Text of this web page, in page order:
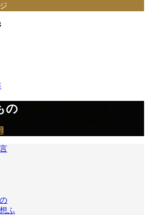
の
ふ